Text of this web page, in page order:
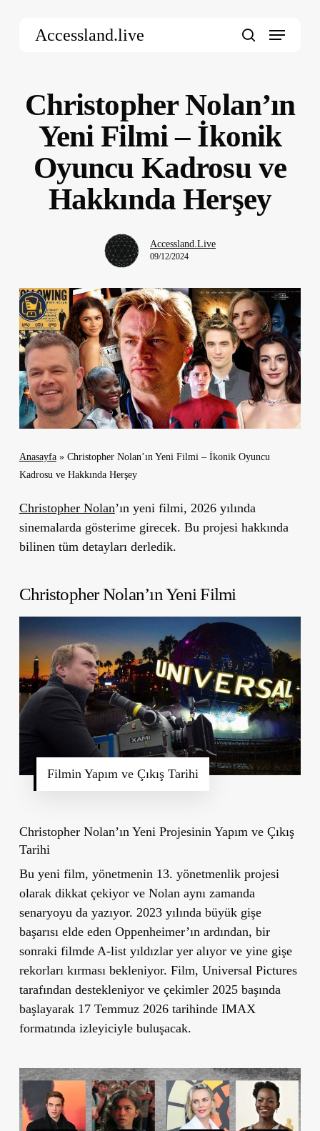
Accessland.live Menu
Christopher Nolan’ın
Yeni Filmi – İkonik
Oyuncu Kadrosu ve
Hakkında Herşey
Accessland.Live
09/12/2024
Anasayfa» Christopher Nolan’ın Yeni Filmi – İkonik Oyuncu
Kadrosu ve Hakkında Herşey
Christopher Nolan’ın yeni filmi, 2026 yılında
sinemalarda gösterime girecek. Bu projesi hakkında
bilinen tüm detayları derledik.
Christopher Nolan’ın Yeni Filmi
Filmin Yapım ve Çıkış Tarihi
Christopher Nolan’ın Yeni Projesinin Yapım ve Çıkış
Tarihi
Bu yeni film, yönetmenin 13. yönetmenlik projesi
olarak dikkat çekiyor ve Nolan aynı zamanda
senaryoyu da yazıyor. 2023 yılında büyük gişe
başarısı elde eden Oppenheimer’ın ardından, bir
sonraki filmde A-list yıldızlar yer alıyor ve yine gişe
rekorları kırması bekleniyor. Film, Universal Pictures
tarafından destekleniyor ve çekimler 2025 başında
başlayarak 17 Temmuz 2026 tarihinde IMAX
formatında izleyiciyle buluşacak.